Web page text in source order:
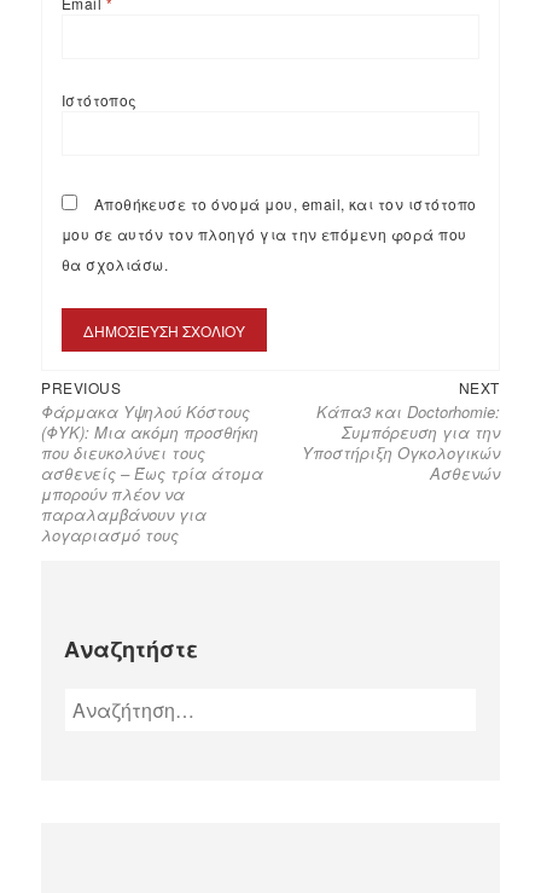
Ιστότοπος
Αποθήκευσε το όνομά μου, email, και τον ιστότοπο
μου σε αυτόν τον πλοηγό για την επόμενη φορά που
θα σχολιάσω.
PREVIOUS
Φάρμακα Υψηλού Κόστους
(ΦΥΚ): Μια ακόμη προσθήκη
που διευκολύνει τους
ασθενείς – Έως τρία άτομα
μπορούν πλέον να
παραλαμβάνουν για
λογαριασμό τους
NEXT
Κάπα3 και Doctorhomie:
Συμπόρευση για την
Υποστήριξη Ογκολογικών
Ασθενών
Αναζητήστε